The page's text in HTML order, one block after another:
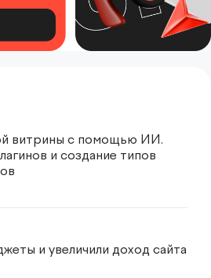
витрины с помощью ИИ.
и создание типов
и увеличили доход сайта